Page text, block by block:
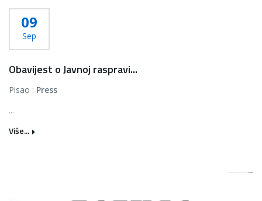
09
Sep
Obavijest o Javnoj raspravi...
Pisao : Press
...
Više...